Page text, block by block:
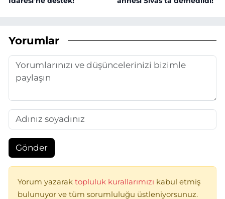
Yorumlar
Gönder
Yorum yazarak topluluk kurallarımızı kabul etmiş
bulunuyor ve tüm sorumluluğu üstleniyorsunuz.